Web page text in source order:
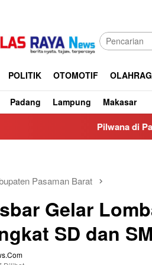
POLITIK OTOMOTIF
Padang Lampung Makasar
Pilwana di Pasaman Barat
Pasaman Barat
Gelar
SD dan